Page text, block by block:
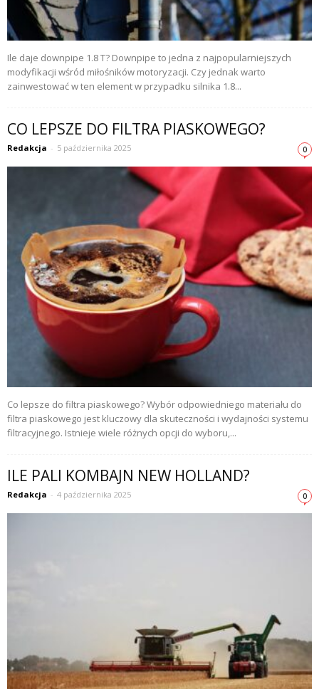
Ile daje downpipe 1.8 T? Downpipe to jedna z najpopularniejszych
modyfikacji wśród miłośników motoryzacji. Czy jednak warto
zainwestować w ten element w przypadku silnika 1.8...
CO LEPSZE DO FILTRA PIASKOWEGO?
Redakcja - 5 października 2025 0
Co lepsze do filtra piaskowego? Wybór odpowiedniego materiału do
filtra piaskowego jest kluczowy dla skuteczności i wydajności systemu
filtracyjnego. Istnieje wiele różnych opcji do wyboru,...
ILE PALI KOMBAJN NEW HOLLAND?
Redakcja - 4 października 2025 0